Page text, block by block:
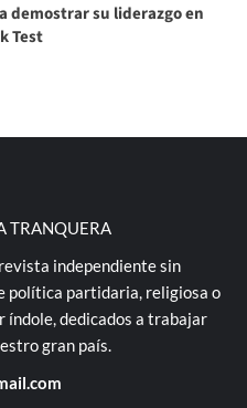
demostrar su liderazgo en
Test
TRANQUERA
independiente sin
política partidaria, religiosa o
índole, dedicados a trabajar
gran país.